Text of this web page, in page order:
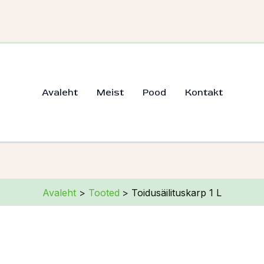
Avaleht Meist Pood Kontakt
Avaleht Tooted Toidusäilituskarp 1 L